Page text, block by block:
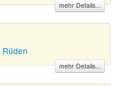
mehr Details...
Rüden
mehr Details...